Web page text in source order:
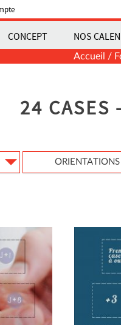
CONCEPT NOS
Accueil /
24 CASES
ORIENTATIONS